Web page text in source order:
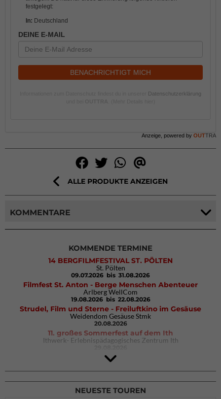
festgelegt:
In: Deutschland
DEINE E-MAIL
BENACHRICHTIGT MICH
Datenschutzerklärung
Anzeige, powered by OUTTRA
ALLE PRODUKTE ANZEIGEN
KOMMENTARE
KOMMENDE TERMINE
14 BERGFILMFESTIVAL ST. PÖLTEN
St. Pölten
09.07.2026 bis 31.08.2026
Filmfest St. Anton - Berge Menschen Abenteuer
Arlberg WellCom
19.08.2026 bis 22.08.2026
Strudel, Film und Sterne - Freiluftkino im Gesäuse
Weidendom Gesäuse Stmk
20.08.2026
11. großes Sommerfest auf dem Ith
Ithwerk- Erlebnispädagogisches Zentrum Ith
4Blocs KIDS 2026
DAV Kletter- & Boulderzentrum München Süd (Thalkirchen)
26.09.2026
NEUESTE TOUREN